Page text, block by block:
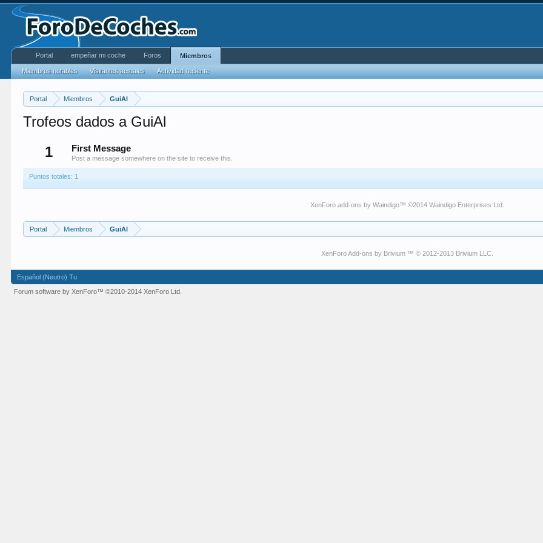
Portal Miembros GuiAl
Trofeos dados a GuiAl
1
First Message
Post a message somewhere on the site to receive this.
Puntos totales: 1
XenForo add-ons by Waindigo™ ©2014 Waindigo Enterprises Ltd
Portal Miembros GuiAl
XenForo Add-ons by Brivium ™ © 2012-2013 Brivium LLC.
Portal empeñar mi coche Foros Miembros
Miembros notables Visitantes actuales Actividad reciente
Español (Neutro) Tu
Forum software by XenForo™©2010-2014 XenForo Ltd.